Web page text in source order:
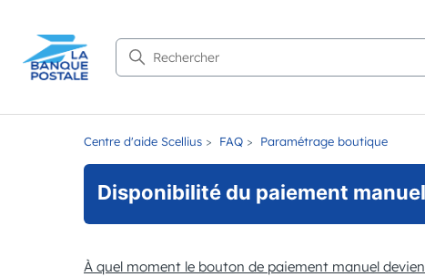
Recherche
Centre d'aide Scellius FAQ Paramétrage boutique
Disponibilité du paiement
À quel moment le bouton de paiement manuel